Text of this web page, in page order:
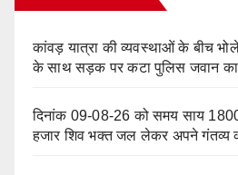
कांवड़ यात्रा की व्यवस्थाओं के बीच
के साथ सड़क पर कटा पुलिस जवान
दिनांक 09-08-26 को समय साय
हजार शिव भक्त जल लेकर अपने गंतव्य